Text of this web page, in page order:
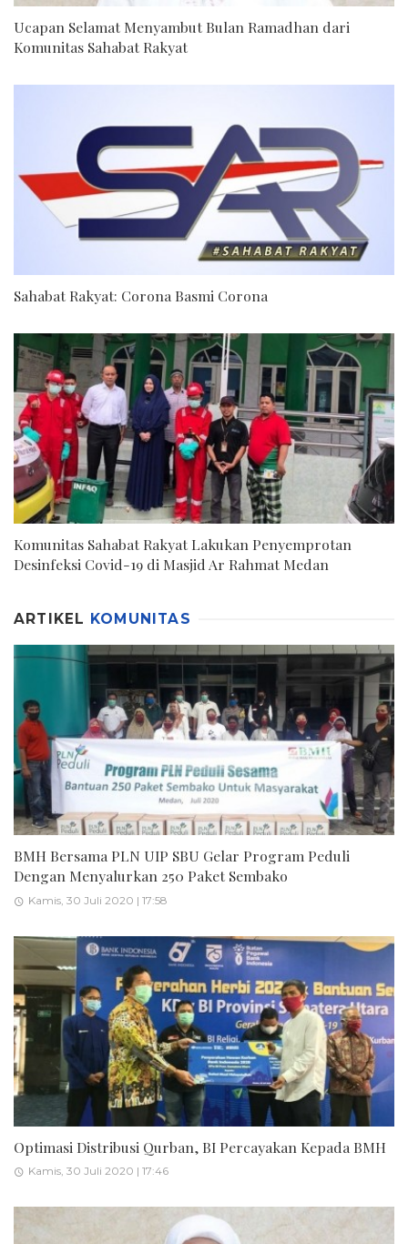
Ucapan Selamat Menyambut Bulan Ramadhan dari
Komunitas Sahabat Rakyat
Sahabat Rakyat: Corona Basmi Corona
Komunitas Sahabat Rakyat Lakukan Penyemprotan
Desinfeksi Covid-19 di Masjid Ar Rahmat Medan
ARTIKEL KOMUNITAS
BMH Bersama PLN UIP SBU Gelar Program Peduli
Dengan Menyalurkan 250 Paket Sembako
Kamis, 30 Juli 2020 | 17:58
Optimasi Distribusi Qurban, BI Percayakan Kepada BMH
Kamis, 30 Juli 2020 | 17:46